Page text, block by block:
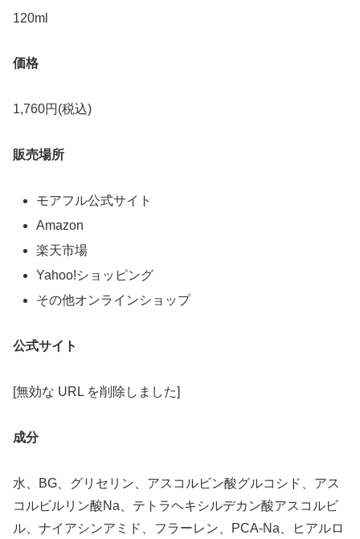
120ml
価格
1,760円(税込)
販売場所
モアフル公式サイト
Amazon
楽天市場
Yahoo!ショッピング
その他オンラインショップ
公式サイト
[無効な URL を削除しました]
成分
水、BG、グリセリン、アスコルビン酸グルコシド、アス
コルビルリン酸Na、テトラヘキシルデカン酸アスコルビ
ル、ナイアシンアミド、フラーレン、PCA-Na、ヒアルロ